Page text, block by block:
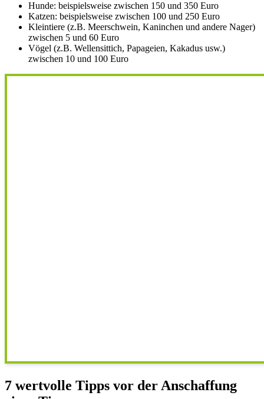
Hunde: beispielsweise zwischen 150 und 350 Euro
Katzen: beispielsweise zwischen 100 und 250 Euro
Kleintiere (z.B. Meerschwein, Kaninchen und andere Nager)
zwischen 5 und 60 Euro
Vögel (z.B. Wellensittich, Papageien, Kakadus usw.)
zwischen 10 und 100 Euro
7 wertvolle Tipps vor der Anschaffung